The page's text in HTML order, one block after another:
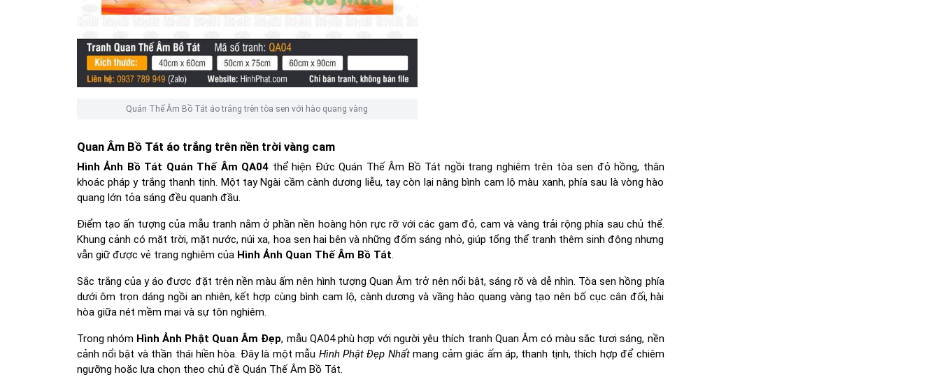
Quán Thế Âm Bồ Tát áo trắng trên tòa sen với hào quang vàng
Quan Âm Bồ Tát áo trắng trên nền trời vàng cam
Hình Ảnh Bồ Tát Quán Thế Âm QA04 thể hiện Đức Quán Thế Âm Bồ Tát ngồi trang nghiêm trên tòa sen đỏ hồng, thân
khoác pháp y trắng thanh tịnh. Một tay Ngài cầm cành dương liễu, tay còn lại nâng bình cam lộ màu xanh, phía sau là vòng hào
quang lớn tỏa sáng đều quanh đầu.
Điểm tạo ấn tượng của mẫu tranh nằm ở phần nền hoàng hôn rực rỡ với các gam đỏ, cam và vàng trải rộng phía sau chủ thể.
Khung cảnh có mặt trời, mặt nước, núi xa, hoa sen hai bên và những đốm sáng nhỏ, giúp tổng thể tranh thêm sinh động nhưng
vẫn giữ được vẻ trang nghiêm của Hình Ảnh Quan Thế Âm Bồ Tát.
Sắc trắng của y áo được đặt trên nền màu ấm nên hình tượng Quan Âm trở nên nổi bật, sáng rõ và dễ nhìn. Tòa sen hồng phía
dưới ôm trọn dáng ngồi an nhiên, kết hợp cùng bình cam lộ, cành dương và vầng hào quang vàng tạo nên bố cục cân đối, hài
hòa giữa nét mềm mại và sự tôn nghiêm.
Trong nhóm Hình Ảnh Phật Quan Âm Đẹp, mẫu QA04 phù hợp với người yêu thích tranh Quan Âm có màu sắc tươi sáng, nền
cảnh nổi bật và thần thái hiền hòa. Đây là một mẫu Hình Phật Đẹp Nhấtmang cảm giác ấm áp, thanh tịnh, thích hợp để chiêm
ngưỡng hoặc lựa chọn theo chủ đề Quán Thế Âm Bồ Tát.